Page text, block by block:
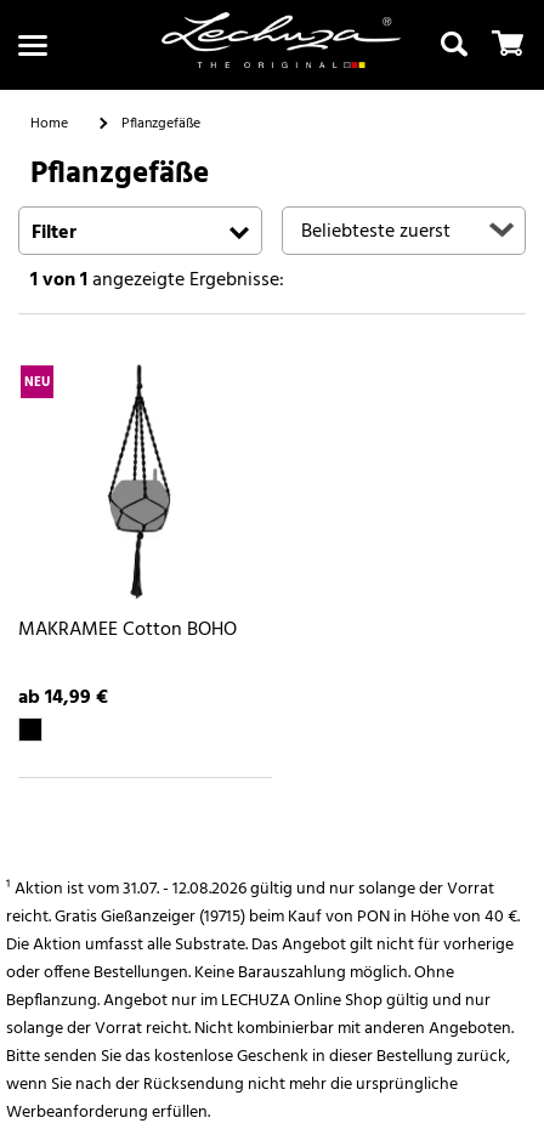
Suchen
Home Pflanzgefäße
Pflanzgefäße
Filter
1von 1angezeigte Ergebnisse:
NEU
MAKRAMEE Cotton BOHO
ab 14,99 €
¹ Aktion ist vom 31.07. - 12.08.2026 gültig und nur solange der Vorrat
reicht. Gratis Gießanzeiger (19715) beim Kauf von PON in Höhe von 40 €.
Die Aktion umfasst alle Substrate. Das Angebot gilt nicht für vorherige
oder offene Bestellungen. Keine Barauszahlung möglich. Ohne
Bepflanzung. Angebot nur im LECHUZA Online Shop gültig und nur
solange der Vorrat reicht. Nicht kombinierbar mit anderen Angeboten.
Bitte senden Sie das kostenlose Geschenk in dieser Bestellung zurück,
wenn Sie nach der Rücksendung nicht mehr die ursprüngliche
Werbeanforderung erfüllen.